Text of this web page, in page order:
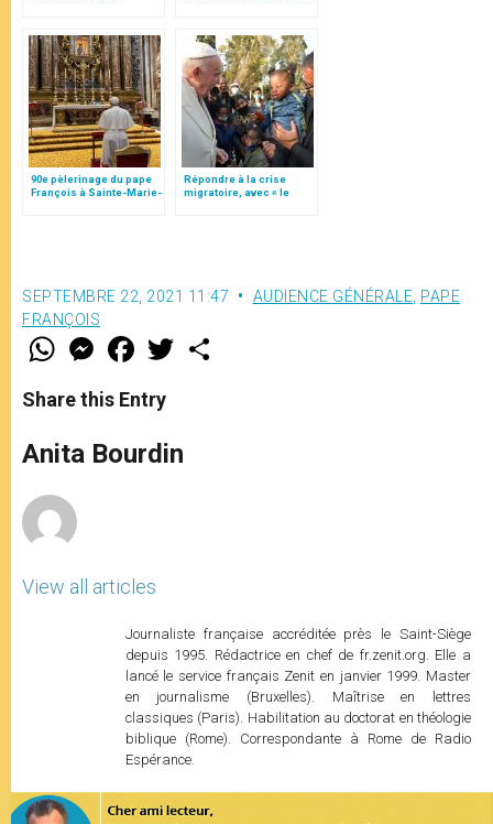
90e pèlerinage du pape
François à Sainte-Marie-
Répondre à la crise
migratoire, avec « le
SEPTEMBRE 22, 2021 11:47 AUDIENCE GÉNÉRALE PAPE
FRANÇOIS
W
t
s
p
p
M
e
s
e
g
e
F
a
e
b
o
k
w
r
Share this Entry
Anita Bourdin
View all articles
Journaliste française accréditée près le Saint-Siège
depuis 1995. Rédactrice en chef de fr.zenit.org. Elle a
lancé le service français Zenit en janvier 1999. Master
en journalisme (Bruxelles). Maîtrise en lettres
classiques (Paris). Habilitation au doctorat en théologie
biblique (Rome). Correspondante à Rome de Radio
Espérance.